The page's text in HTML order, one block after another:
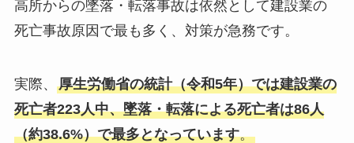
高所からの墜落・転落事故は依然として建設業の
死亡事故原因で最も多く、対策が急務です。
実際、 厚生労働省の統計（令和5年）では建設業の
死亡者223人中、墜落・転落による死亡者は86人
（約38.6%）で最多となっています。